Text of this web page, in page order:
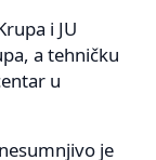
i JU
a tehničku
u
je